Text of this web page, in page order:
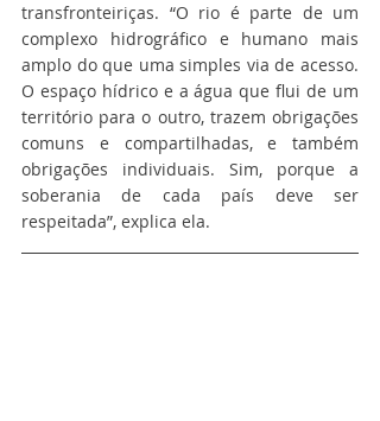
transfronteiriças. “O rio é parte de um
complexo hidrográfico e humano mais
amplo do que uma simples via de acesso.
O espaço hídrico e a água que flui de um
território para o outro, trazem obrigações
comuns e compartilhadas, e também
obrigações individuais. Sim, porque a
soberania de cada país deve ser
respeitada”, explica ela.